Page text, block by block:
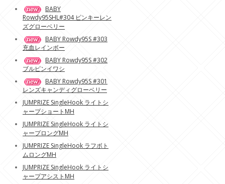
BABY
Rowdy95SHL#304 ピンキーレン
ズグローベリー
BABY Rowdy95S #303
充血レインボー
BABY Rowdy95S #302
ブルピンイワシ
BABY Rowdy95S #301
レンズキャンディグローベリー
JUMPRIZE SingleHook ライトシ
ャープショートMH
JUMPRIZE SingleHook ライトシ
ャープロングMH
JUMPRIZE SingleHook ラフボト
ムロングMH
JUMPRIZE SingleHook ライトシ
ャープアシストMH